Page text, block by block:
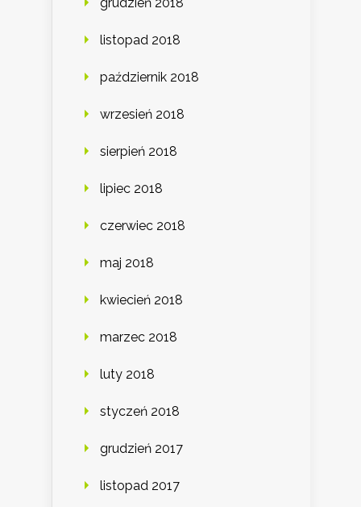
listopad 2018
październik 2018
wrzesień 2018
sierpień 2018
lipiec 2018
czerwiec 2018
maj 2018
kwiecień 2018
marzec 2018
luty 2018
styczeń 2018
grudzień 2017
listopad 2017